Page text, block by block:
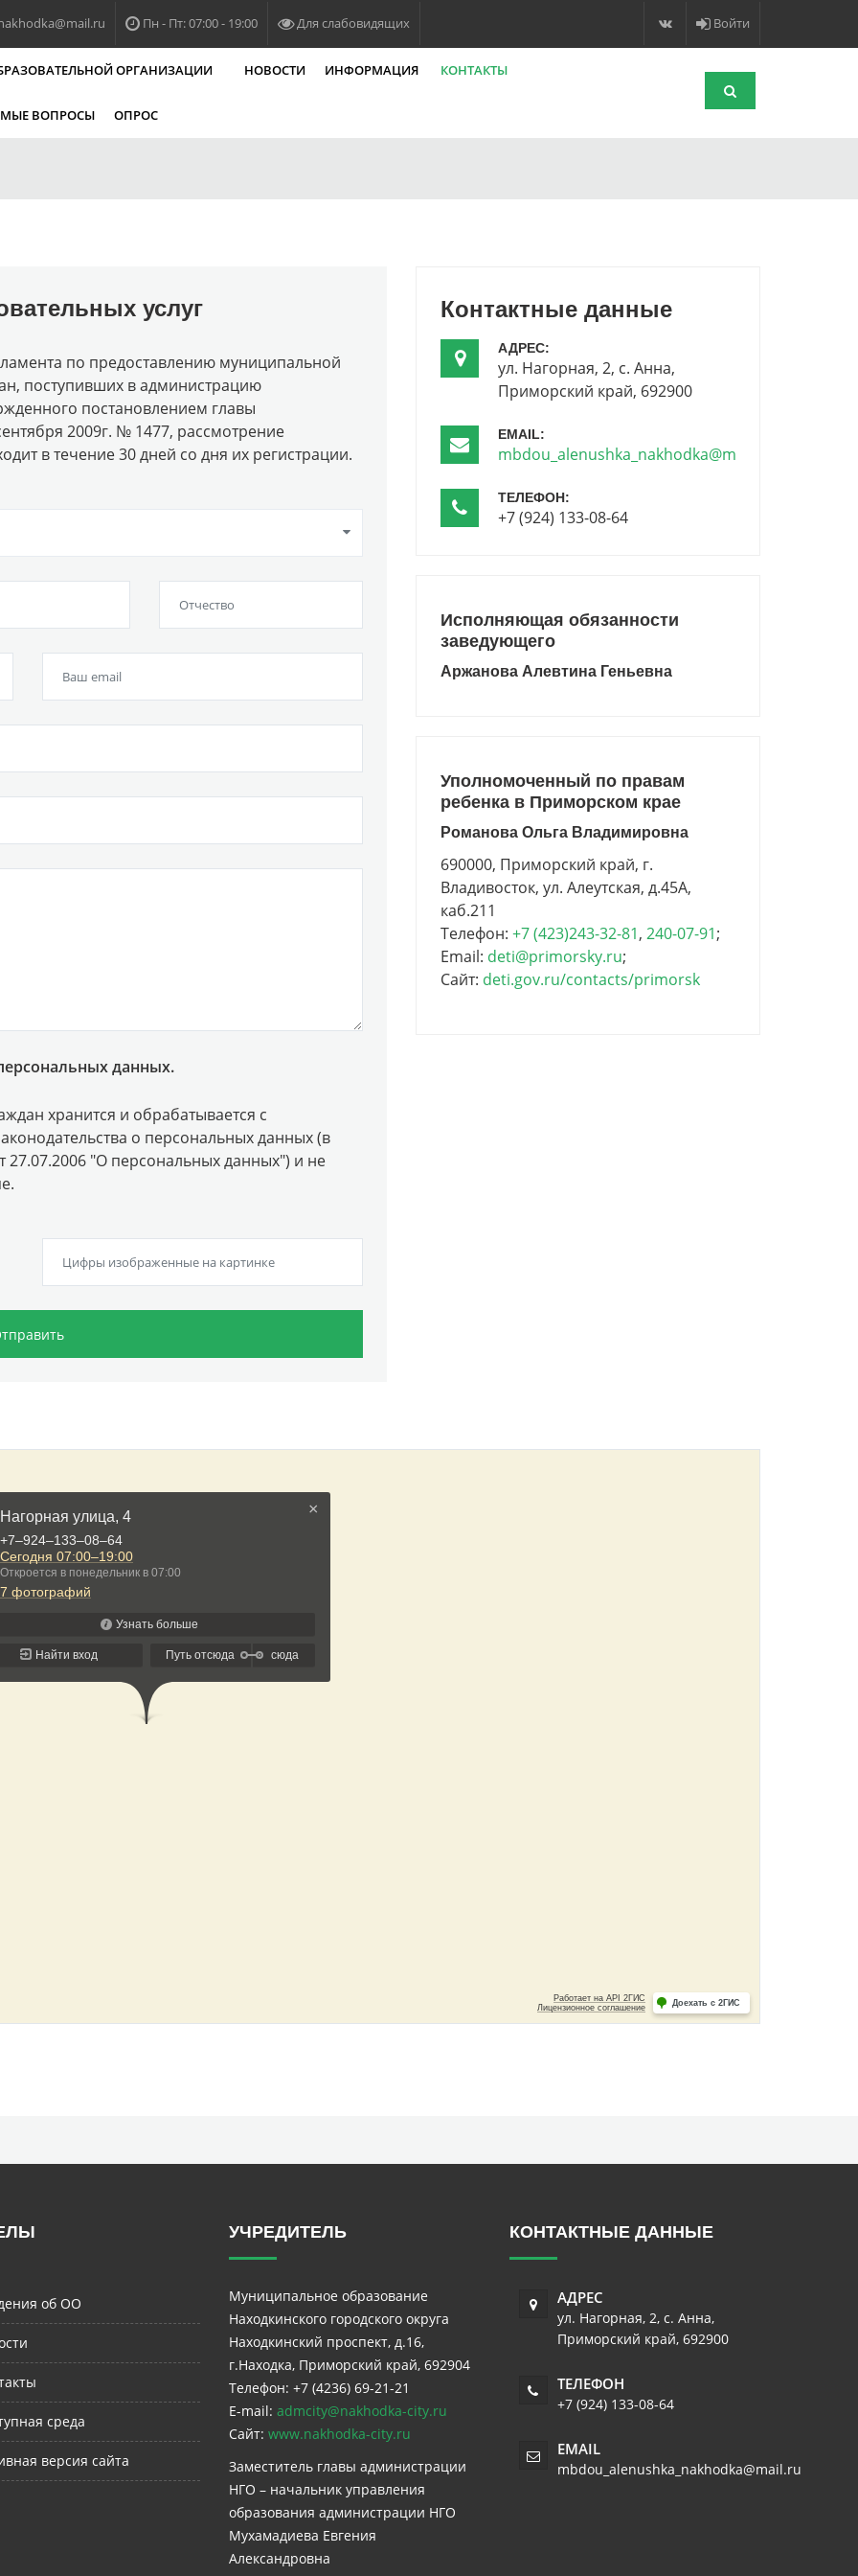
Пн - Пт: 07:00 - 19:00 Для слабовидящих Войти
ОРГАНИЗАЦИИ НОВОСТИ ИНФОРМАЦИЯ КОНТАКТЫ
ВОПРОСЫ ОПРОС
услуг
по предоставлению муниципальной
поступивших в администрацию
постановлением главы
2009г. № 1477, рассмотрение
в течение 30 дней со дня их регистрации.
данных.
хранится и обрабатывается с
о персональных данных (в
27.07.2006 "О персональных данных") и не
Контактные данные
АДРЕС:
ул. Нагорная, 2, с. Анна,
Приморский край, 692900
EMAIL:
mbdou_alenushka_nakhodka@mail.ru
ТЕЛЕФОН:
+7 (924) 133-08-64
Исполняющая обязанности
заведующего
Аржанова Алевтина Геньевна
Уполномоченный по правам
ребенка в Приморском крае
Романова Ольга Владимировна
690000, Приморский край, г.
Владивосток, ул. Алеутская, д.45А,
каб.211
Телефон: +7 (423)243-32-81, 240-07-91;
Email: deti@primorsky.ru;
Сайт: deti.gov.ru/contacts/primorsk
об ОО
среда
версия сайта
УЧРЕДИТЕЛЬ
Муниципальное образование
Находкинского городского округа
Находкинский проспект, д.16,
г.Находка, Приморский край, 692904
Телефон: +7 (4236) 69-21-21
E-mail: admcity@nakhodka-city.ru
Сайт: www.nakhodka-city.ru
Заместитель главы администрации
НГО – начальник управления
образования администрации НГО
Мухамадиева Евгения
Александровна
КОНТАКТНЫЕ ДАННЫЕ
АДРЕС
ул. Нагорная, 2, с. Анна,
Приморский край, 692900
ТЕЛЕФОН
+7 (924) 133-08-64
EMAIL
mbdou_alenushka_nakhodka@mail.ru